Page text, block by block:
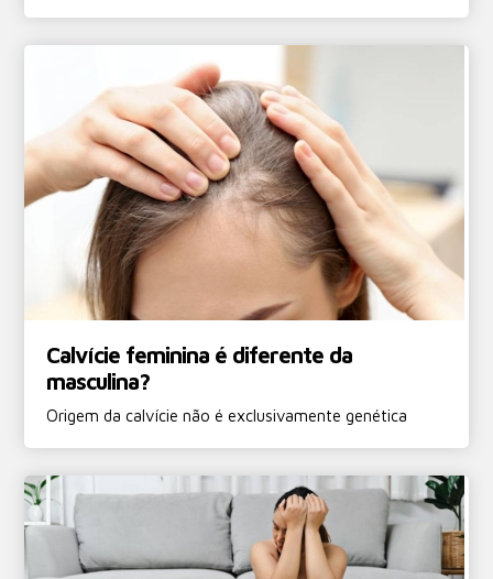
Calvície feminina é diferente da
masculina?
Origem da calvície não é exclusivamente genética